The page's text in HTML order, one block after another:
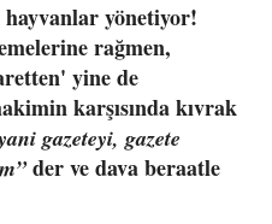
yönetiyor!
rağmen,
yine de
karşısında kıvrak
gazeteyi, gazete
der ve dava beraatle